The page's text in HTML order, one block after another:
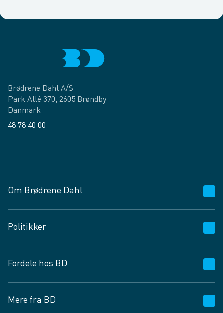
Brødrene Dahl A/S
Park Allé 370, 2605 Brøndby
Danmark
48 78 40 00
Om Brødrene Dahl
Vagttelefon 30 10 89 89
Spørgsmål og svar
Job og karriere
Fødevarekontrolrapport
Politikker
Privatlivspolitik
Cookies
Vilkår og betingelser
Fordele hos BD
BD app
Mere fra BD